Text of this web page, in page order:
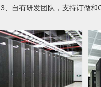
3、自有研发团队，支持订做